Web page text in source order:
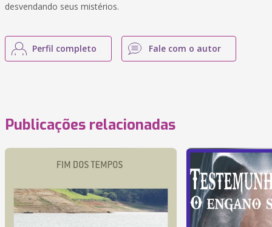
desvendando seus mistérios.
Perfil completo Fale com o autor
Publicações relacionadas